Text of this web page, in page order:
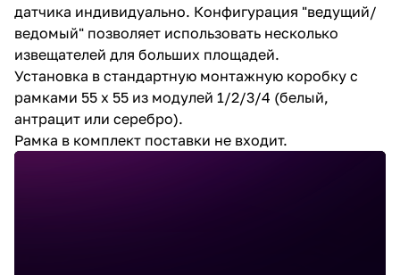
датчика индивидуально. Конфигурация "ведущий/
ведомый" позволяет использовать несколько
извещателей для больших площадей.
Установка в стандартную монтажную коробку с
рамками 55 x 55 из модулей 1/2/3/4 (белый,
антрацит или серебро).
Рамка в комплект поставки не входит.